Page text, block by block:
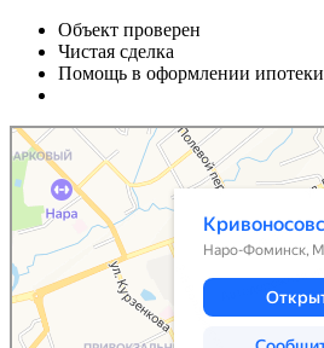
Объект проверен
Чистая сделка
Помощь в оформлении ипотеки